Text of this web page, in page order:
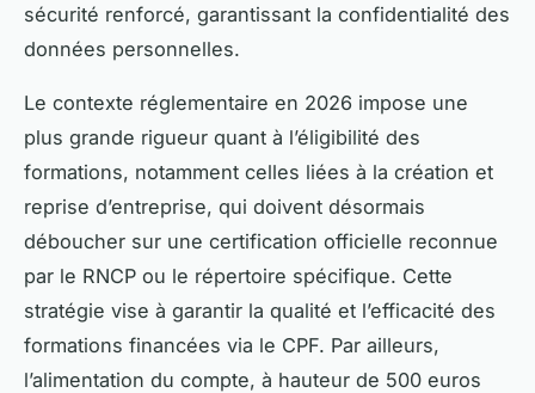
sécurité renforcé, garantissant la confidentialité des
données personnelles.
Le contexte réglementaire en 2026 impose une
plus grande rigueur quant à l’éligibilité des
formations, notamment celles liées à la création et
reprise d’entreprise, qui doivent désormais
déboucher sur une certification officielle reconnue
par le RNCP ou le répertoire spécifique. Cette
stratégie vise à garantir la qualité et l’efficacité des
formations financées via le CPF. Par ailleurs,
l’alimentation du compte, à hauteur de 500 euros